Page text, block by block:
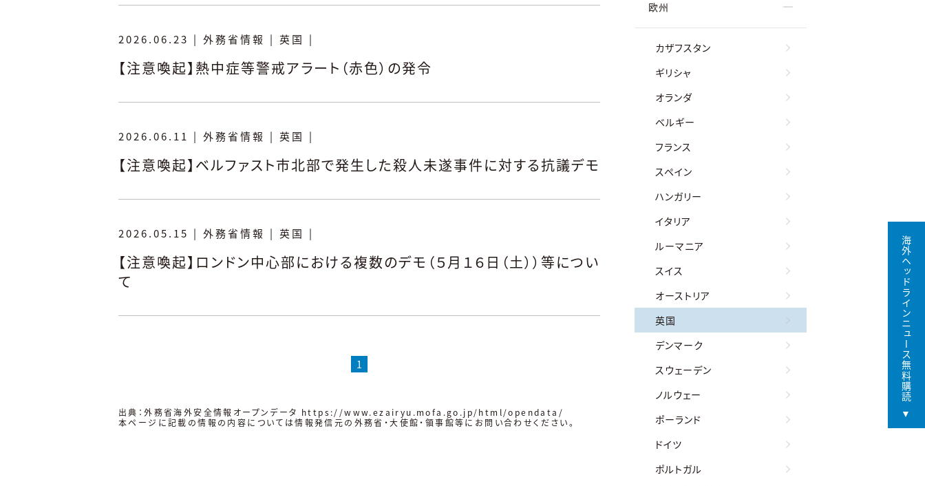
海外ヘッドラインニュース無料購読
2026.06.23 | 外務省情報 | 英国 |
【注意喚起】熱中症等警戒アラート（赤色）の発令
2026.06.11 | 外務省情報 | 英国 |
【注意喚起】ベルファスト市北部で発生した殺人未遂事件に対する抗議デモ
2026.05.15 | 外務省情報 | 英国 |
【注意喚起】ロンドン中心部における複数のデモ（５月１６日（土））等につい
て
1
出典：外務省海外安全情報オープンデータ https://www.ezairyu.mofa.go.jp/html/opendata/
本ページに記載の情報の内容については情報発信元の外務省・大使館・領事館等にお問い合わせください。
欧州
カザフスタン
ギリシャ
オランダ
ベルギー
フランス
スペイン
ハンガリー
イタリア
ルーマニア
スイス
オーストリア
英国
デンマーク
スウェーデン
ノルウェー
ポーランド
ドイツ
ポルトガル